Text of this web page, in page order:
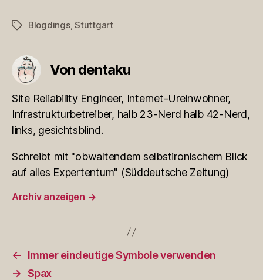
Schlagwörter
Blogdings,Stuttgart
Von dentaku
Site Reliability Engineer, Internet-Ureinwohner,
Infrastrukturbetreiber, halb 23-Nerd halb 42-Nerd,
links, gesichtsblind.
Schreibt mit "obwaltendem selbstironischem Blick
auf alles Expertentum" (Süddeutsche Zeitung)
Archiv anzeigen →
←
Immer eindeutige Symbole verwenden
→ Spax